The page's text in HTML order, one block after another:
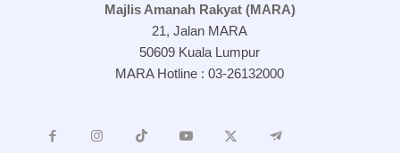
Majlis Amanah Rakyat (MARA)
21, Jalan MARA
50609 Kuala Lumpur
MARA Hotline : 03-26132000